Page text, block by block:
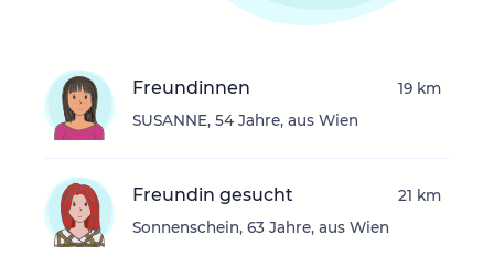
Freundinnen
SUSANNE, 54 Jahre, aus Wien
19 km
Freundin gesucht
Sonnenschein, 63 Jahre, aus Wien
21 km